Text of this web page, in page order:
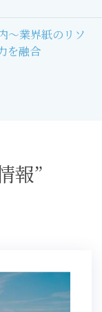
～業界紙のリソ
を融合
報”